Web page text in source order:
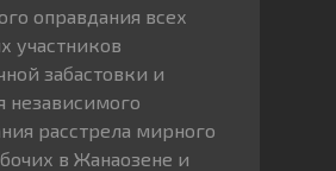
оправдания всех
участников
забастовки и
независимого
расстрела мирного
в Жанаозене и